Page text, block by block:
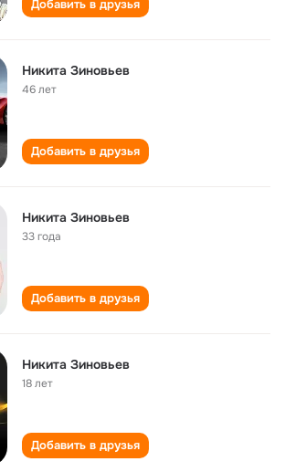
Добавить в друзья
Никита Зиновьев
46 лет
Добавить в друзья
Никита Зиновьев
33 года
Добавить в друзья
Никита Зиновьев
18 лет
Добавить в друзья